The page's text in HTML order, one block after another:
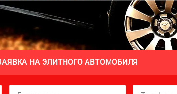
НА ЭЛИТНОГО АВТОМОБИЛЯ